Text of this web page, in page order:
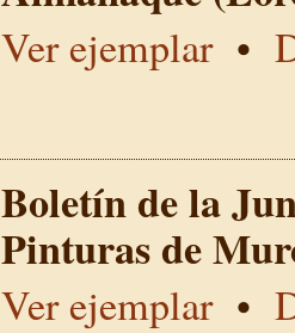
Ver ejemplar•
Boletín de la
Pinturas de
Ver ejemplar•